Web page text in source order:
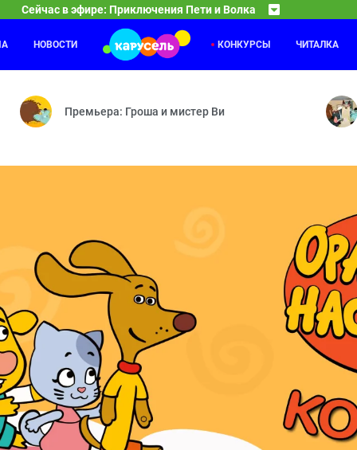
Сейчас в эфире: Приключения Пети и Волка
и счастливой подкове — Дело о Последнем Викинге — Дело о
Маша и Медведь
Круги на траве — Пикник в сиреневых тонах —
НОВОСТИ КОНКУРСЫ ЧИТАЛКА
Премьера: Гроша и мистер Ви